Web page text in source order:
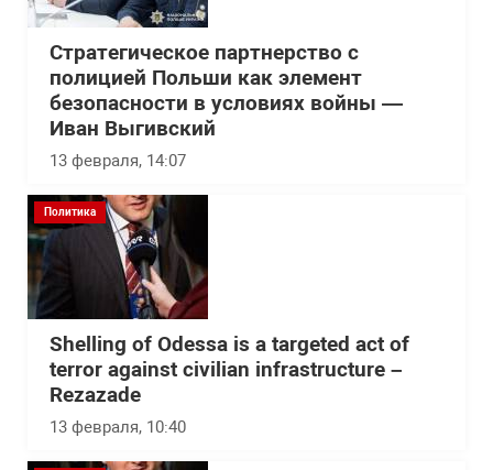
Стратегическое партнерство с
полицией Польши как элемент
безопасности в условиях войны —
Иван Выгивский
13 февраля, 14:07
Политика
Shelling of Odessa is a targeted act of
terror against civilian infrastructure –
Rezazade
13 февраля, 10:40